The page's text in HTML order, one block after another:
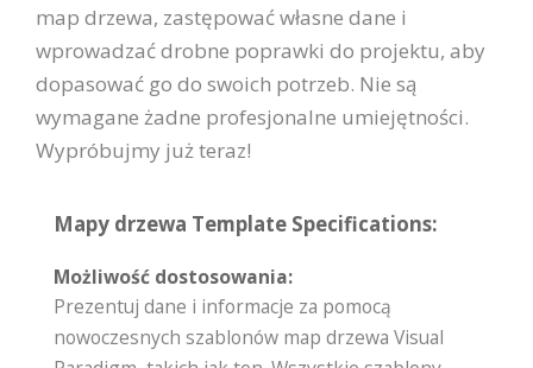
map drzewa, zastępować własne dane i
wprowadzać drobne poprawki do projektu, aby
dopasować go do swoich potrzeb. Nie są
wymagane żadne profesjonalne umiejętności.
Wypróbujmy już teraz!
Mapy drzewa Template Specifications:
Możliwość dostosowania:
Prezentuj dane i informacje za pomocą
nowoczesnych szablonów map drzewa Visual